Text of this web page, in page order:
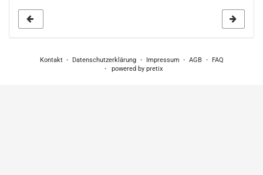
Kontakt Datenschutzerklärung Impressum AGB
FAQ
powered by pretix